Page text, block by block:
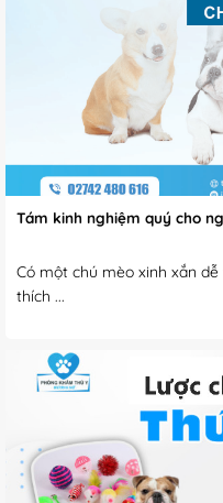
Tám kinh nghiệm quý cho
Có một chú mèo xinh xắn
thích ...